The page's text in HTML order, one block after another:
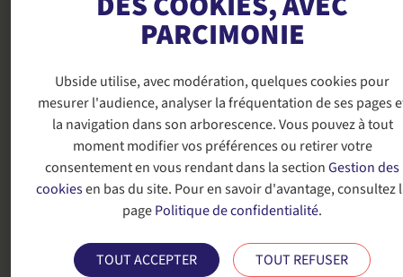
tester, valider et mettre en œuvre directement les
solutions que nous développons avec vous.
DOMAINESD'ACTIVITÉS
Conception de réservoirs pression
UBSIDE et la plateforme universitaire ComposiTIC
ont acquis ces dernières années de vraies
PARCIMONIE
Ubsideutilise, avec modération, quelques cookies pour
mesurer l'audience, analyser la fréquentation de ses pages
la navigation dans son arborescence. Vous pouvez à tout
moment modifier vos préférences ou retirer votre
consentement en vous rendant dans la sectionGestion des
cookiesen bas du site. Pour en savoir d'avantage, consultez
pagePolitique de confidentialité.
TOUT ACCEPTER TOUT REFUSER